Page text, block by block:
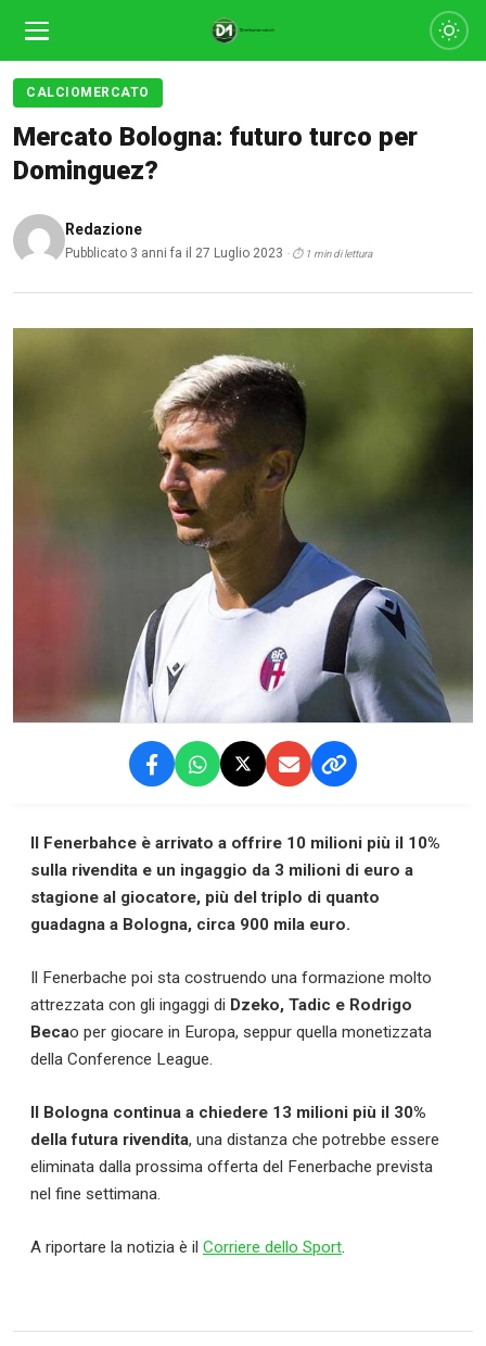
CALCIOMERCATO
Mercato Bologna: futuro turco per
Dominguez?
Redazione
Pubblicato 3 anni fa il 27 Luglio 2023 · ⏱ 1 min di lettura
Il Fenerbahce è arrivato a offrire 10 milioni più il 10%
sulla rivendita e un ingaggio da 3 milioni di euro a
stagione al giocatore, più del triplo di quanto
guadagna a Bologna, circa 900 mila euro.
Il Fenerbache poi sta costruendo una formazione molto
attrezzata con gli ingaggi di Dzeko, Tadic e Rodrigo
Becao per giocare in Europa, seppur quella monetizzata
della Conference League.
Il Bologna continua a chiedere 13 milioni più il 30%
della futura rivendita, una distanza che potrebbe essere
eliminata dalla prossima offerta del Fenerbache prevista
nel fine settimana.
A riportare la notizia è il Corriere dello Sport.